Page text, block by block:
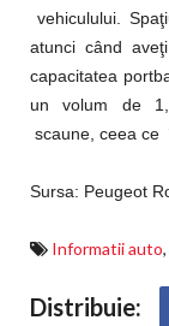
vehiculului.
atunci când
capacitatea
un volum de
scaune, ceea ce
Sursa: Peugeot
Informatii auto,
Distribuie: